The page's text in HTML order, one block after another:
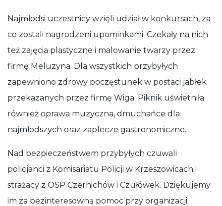
Najmłodsi uczestnicy wzięli udział w konkursach, za
co zostali nagrodzeni upominkami. Czekały na nich
też zajęcia plastyczne i malowanie twarzy przez
firmę Meluzyna. Dla wszystkich przybyłych
zapewniono zdrowy poczęstunek w postaci jabłek
przekazanych przez firmę Wiga. Piknik uświetniła
również oprawa muzyczna, dmuchańce dla
najmłodszych oraz zaplecze gastronomiczne.
Nad bezpieczeństwem przybyłych czuwali
policjanci z Komisariatu Policji w Krzeszowicach i
strażacy z OSP Czernichów i Czułówek. Dziękujemy
im za bezinteresowną pomoc przy organizacji